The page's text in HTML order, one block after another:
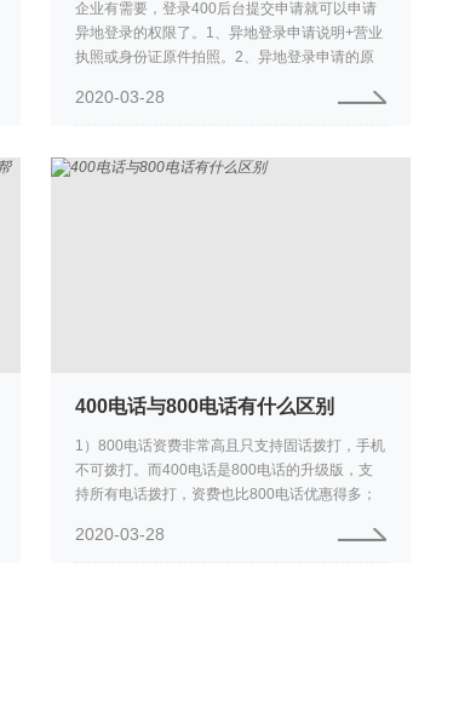
企业有需要，登录400后台提交申请就可以申请
异地登录的权限了。1、异地登录申请说明+营业
执照或身份证原件拍照。2、异地登录申请的原
章。a、公司名称和申请的400...
2020-03-28
400电话与800电话有什么区别
1）800电话资费非常高且只支持固话拨打，手机
不可拨打。而400电话是800电话的升级版，支
持所有电话拨打，资费也比800电话优惠得多；
头，既解决了企业的...
2020-03-28